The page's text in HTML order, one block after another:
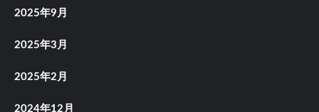
2025年9月
2025年3月
2025年2月
2024年12月